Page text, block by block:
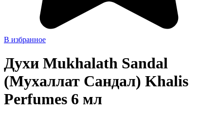
В избранное
Духи Mukhalath Sandal
(Мухаллат Сандал) Khalis
Perfumes 6 мл